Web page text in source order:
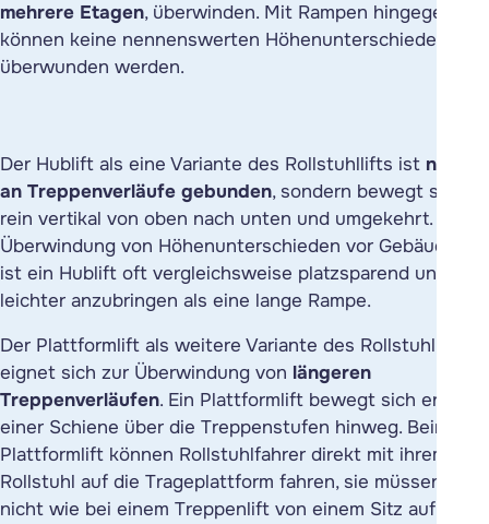
mehrere Etagen, überwinden. Mit Rampen hingegen
können keine nennenswerten Höhenunterschiede
überwunden werden.
Der Hublift als eine Variante des Rollstuhllifts ist nicht
an Treppenverläufe gebunden, sondern bewegt sich
rein vertikal von oben nach unten und umgekehrt. Zur
Überwindung von Höhenunterschieden vor Gebäuden
ist ein Hublift oft vergleichsweise platzsparend und
leichter anzubringen als eine lange Rampe.
Der Plattformlift als weitere Variante des Rollstuhllifts
eignet sich zur Überwindung von längeren
Treppenverläufen. Ein Plattformlift bewegt sich entlang
einer Schiene über die Treppenstufen hinweg. Beim
Plattformlift können Rollstuhlfahrer direkt mit ihrem
Rollstuhl auf die Trageplattform fahren, sie müssen also
nicht wie bei einem Treppenlift von einem Sitz auf den